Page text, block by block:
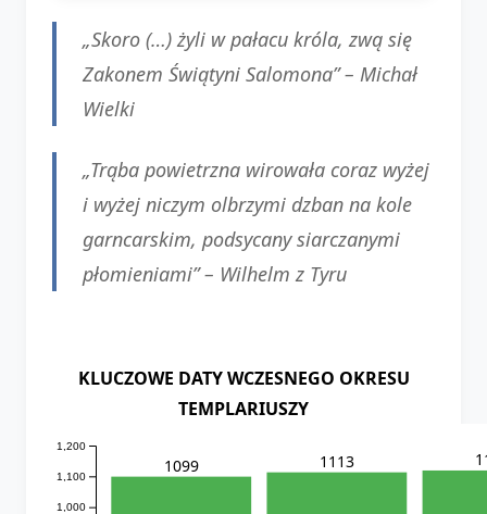
„Skoro (…) żyli w pałacu króla, zwą się
Zakonem Świątyni Salomona” – Michał
Wielki
„Trąba powietrzna wirowała coraz wyżej
i wyżej niczym olbrzymi dzban na kole
garncarskim, podsycany siarczanymi
płomieniami” – Wilhelm z Tyru
KLUCZOWE DATY WCZESNEGO OKRESU
TEMPLARIUSZY
1,000
1,100
1,200
1099 1113